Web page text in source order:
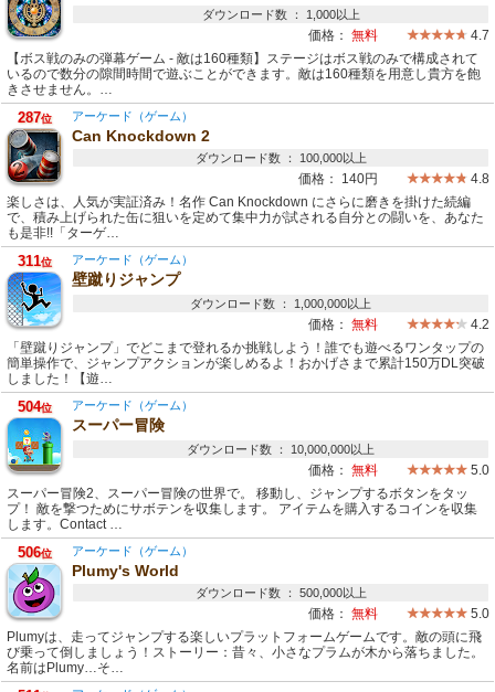
ダウンロード数 ： 1,000以上
価格： 無料
4.7
【ボス戦のみの弾幕ゲーム - 敵は160種類】ステージはボス戦のみで構成されて
いるので数分の隙間時間で遊ぶことができます。敵は160種類を用意し貴方を飽
きさせません。…
287位 アーケード（ゲーム）
Can Knockdown 2
ダウンロード数 ： 100,000以上
価格： 140円
4.8
楽しさは、人気が実証済み！名作 Can Knockdown にさらに磨きを掛けた続編
で、積み上げられた缶に狙いを定めて集中力が試される自分との闘いを、あなた
も是非!!「ターゲ…
311位 アーケード（ゲーム）
壁蹴りジャンプ
ダウンロード数 ： 1,000,000以上
価格： 無料
4.2
「壁蹴りジャンプ」でどこまで登れるか挑戦しよう！誰でも遊べるワンタップの
簡単操作で、ジャンプアクションが楽しめるよ！おかげさまで累計150万DL突破
しました！【遊…
504位 アーケード（ゲーム）
スーパー冒険
ダウンロード数 ： 10,000,000以上
価格： 無料
5.0
スーパー冒険2、スーパー冒険の世界で。 移動し、ジャンプするボタンをタッ
プ！ 敵を撃つためにサボテンを収集します。 アイテムを購入するコインを収集
します。Contact …
506位 アーケード（ゲーム）
Plumy's World
ダウンロード数 ： 500,000以上
価格： 無料
5.0
Plumyは、走ってジャンプする楽しいプラットフォームゲームです。敵の頭に飛
び乗って倒しましょう！ストーリー：昔々、小さなプラムが木から落ちました。
名前はPlumy…そ…